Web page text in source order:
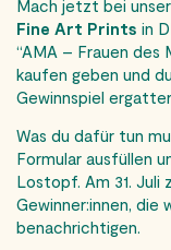
Mach jetzt bei
Fine Art Prints in
“AMA – Frauen des
kaufen geben und
Gewinnspiel
Was du dafür tun
Formular ausfüllen
Lostopf. Am 31. Juli
Gewinner:innen, die
benachrichtigen.